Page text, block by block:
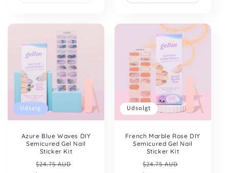
Udsalg
Azure Blue Waves DIY
Semicured Gel Nail
Sticker Kit
Normalpris
$24.75 AUD
Udsolgt
French Marble Rose DIY
Semicured Gel Nail
Sticker Kit
Normalpris
$24.75 AUD